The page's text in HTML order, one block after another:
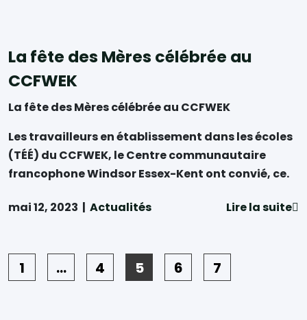
La fête des Mères célébrée au
CCFWEK
La fête des Mères célébrée au CCFWEK
Les travailleurs en établissement dans les écoles
(TÉÉ) du CCFWEK, le Centre communautaire
francophone Windsor Essex-Kent ont convié, ce.
mai 12, 2023 | Actualités Lire la suite
1 … 4 5 6 7